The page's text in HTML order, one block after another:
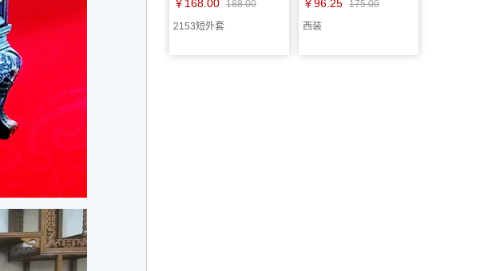
￥168.00 188.00
2153短外套
￥96.25 175.00
西装